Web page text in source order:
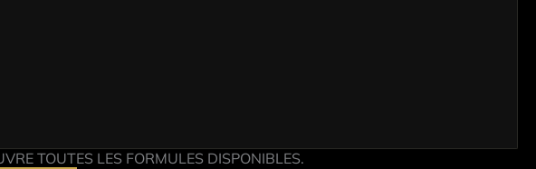
TOUTES LES FORMULES DISPONIBLES.